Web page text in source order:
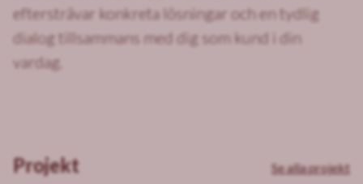
eftersträvar konkreta lösningar och en tydlig
dialog tillsammans med dig som kund i din
vardag.
Projekt Se alla projekt